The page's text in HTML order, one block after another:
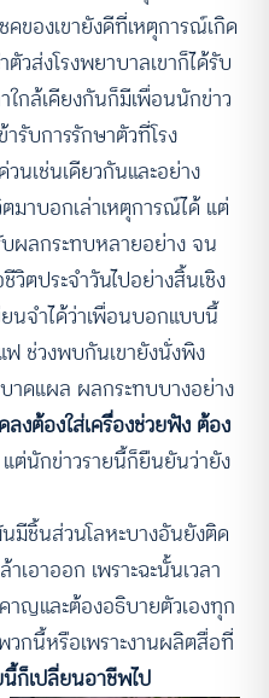
คของเขายังดีที่เหตุการณ์เกิด
วส่งโรงพยาบาลเขาก็ได้รับ
ใกล้เคียงกันก็มีเพื่อนนักข่าว
รับการรักษาตัวที่โรง
นเช่นเดียวกันและอย่าง
มาบอกเล่าเหตุการณ์ได้ แต่
ผลกระทบหลายอย่าง จน
ตประจำวันไปอย่างสิ้นเชิง
นจำได้ว่าเพื่อนบอกแบบนี้
ฟ ช่วงพบกันเขายังนั่งพิง
าดแผล ผลกระทบบางอย่าง
งต้องใส่เครื่องช่วยฟัง ต้อง
แต่นักข่าวรายนี้ก็ยืนยันว่ายัง
มีชิ้นส่วนโลหะบางอันยังติด
อาออก เพราะฉะนั้นเวลา
าญและต้องอธิบายตัวเองทุก
วกนี้หรือเพราะงานผลิตสื่อที่
ก็เปลี่ยนอาชีพไป